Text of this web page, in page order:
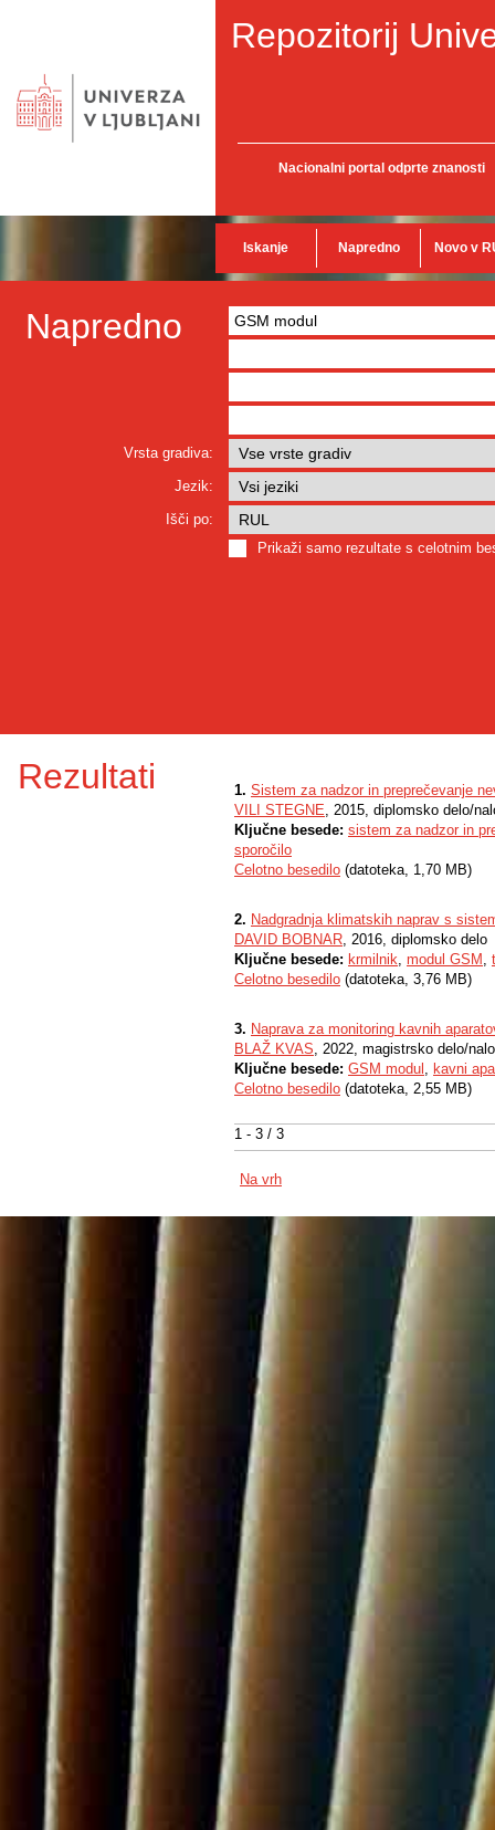
Repozitorij
Nacionalni portal odprte znanosti
Iskanje Napredno Novo v
Napredno
Vrsta gradiva:
Jezik:
Išči po:
Prikaži samo rezultate s celotnim
Rezultati
1 - 3 / 3
1. Sistem za nadzor in preprečevanje
VILI STEGNE, 2015, diplomsko delo/
Ključne besede: sistem za nadzor in
sporočilo
Celotno besedilo (datoteka, 1,70 MB)
2. Nadgradnja klimatskih naprav s
DAVID BOBNAR, 2016, diplomsko delo
Ključne besede: krmilnik, modul GSM ,
Celotno besedilo (datoteka, 3,76 MB)
3. Naprava za monitoring kavnih
BLAŽ KVAS, 2022, magistrsko delo/
Ključne besede: GSM modul , kavni
Celotno besedilo (datoteka, 2,55 MB)
Na vrh